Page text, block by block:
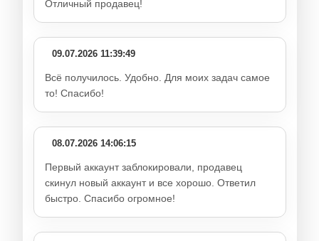
Отличный продавец!
09.07.2026 11:39:49
Всё получилось. Удобно. Для моих задач самое
то! Спасибо!
08.07.2026 14:06:15
Первый аккаунт заблокировали, продавец
скинул новый аккаунт и все хорошо. Ответил
быстро. Спасибо огромное!